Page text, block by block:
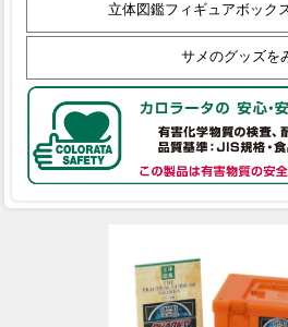
立体図鑑フィギュアボック
サメのグッズを